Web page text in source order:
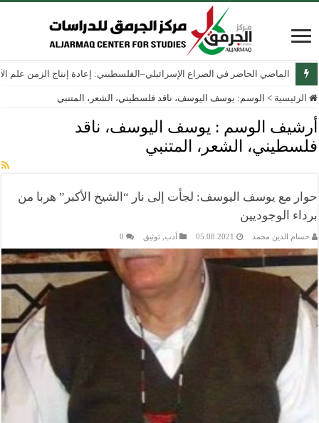
الماضي الحاضر في الصراع الإسرائيلي–الفلسطيني: إعادة إنتاج الزمن علم
الرئيسية > الوسم: يوسف اليوسف، ناقد فلسطيني، الشعر، المتنبي
أرشيف الوسم : يوسف اليوسف، ناقد
فلسطيني، الشعر، المتنبي
حوار مع يوسف اليوسف: لجأت إلى نار “الشيخ الأكبر” هربا من
برداء الوجوديين
حسام الدين محمد 05.08.2021 أدب ,توثيق 0